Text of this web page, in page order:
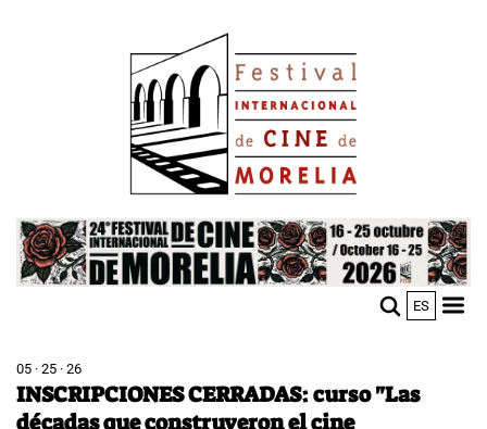
Image
ES
05 · 25 · 26
INSCRIPCIONES CERRADAS: curso "Las
décadas que construyeron el cine